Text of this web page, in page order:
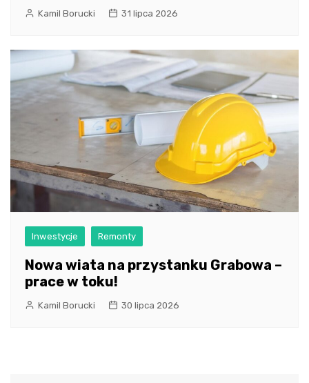
Kamil Borucki 31 lipca 2026
Inwestycje Remonty
Nowa wiata na przystanku Grabowa –
prace w toku!
Kamil Borucki 30 lipca 2026